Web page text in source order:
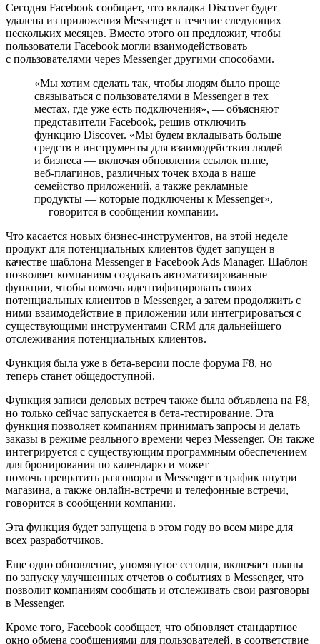
Сегодня Facebook сообщает, что вкладка Discover будет
удалена из приложения Messenger в течение следующих
нескольких месяцев. Вместо этого он предложит, чтобы
пользователи Facebook могли взаимодействовать
с пользователями через Messenger другими способами.
«Мы хотим сделать так, чтобы людям было проще
связываться с пользователями в Messenger в тех
местах, где уже есть подключения», — объясняют
представители Facebook, решив отключить
функцию Discover. «Мы будем вкладывать больше
средств в инструменты для взаимодействия людей
и бизнеса — включая обновления ссылок m.me,
веб-плагинов, различных точек входа в наше
семейство приложений, а также рекламные
продукты — которые подключены к Messenger»,
— говорится в сообщении компании.
Что касается новых бизнес-инструментов, на этой неделе
продукт для потенциальных клиентов будет запущен в
качестве шаблона Messenger в Facebook Ads Manager. Шаблон
позволяет компаниям создавать автоматизированные
функции, чтобы помочь идентифицировать своих
потенциальных клиентов в Messenger, а затем продолжить с
ними взаимодействие в приложении или интегрироваться с
существующими инструментами CRM для дальнейшего
отслеживания потенциальных клиентов.
Функция была уже в бета-версии после форума F8, но
теперь станет общедоступной.
Функция записи деловых встреч также была объявлена ​​на F8,
но только сейчас запускается в бета-тестирование. Эта
функция позволяет компаниям принимать запросы и делать
заказы в режиме реального времени через Messenger. Он также
интегрируется с существующим программным обеспечением
для бронирования по календарю и может
помочь превратить разговоры в Messenger в трафик внутри
магазина, а также онлайн-встречи и телефонные встречи,
говорится в сообщении компании.
Эта функция будет запущена в этом году во всем мире для
всех разработчиков.
Еще одно обновление, упомянутое сегодня, включает планы
по запуску улучшенных отчетов о событиях в Messenger, что
позволит компаниям сообщать и отслеживать свои разговоры
в Messenger.
Кроме того, Facebook сообщает, что обновляет стандартное
окно обмена сообщениями для пользователей, в соответствие